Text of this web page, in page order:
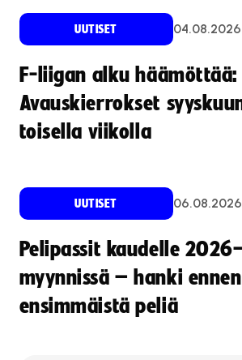
UUTISET 04.08.2026
F-liigan alku häämöttää:
Avauskierrokset
toisella viikolla
UUTISET 06.08.2026
Pelipassit kaudelle
myynnissä – hanki ennen
ensimmäistä peliä